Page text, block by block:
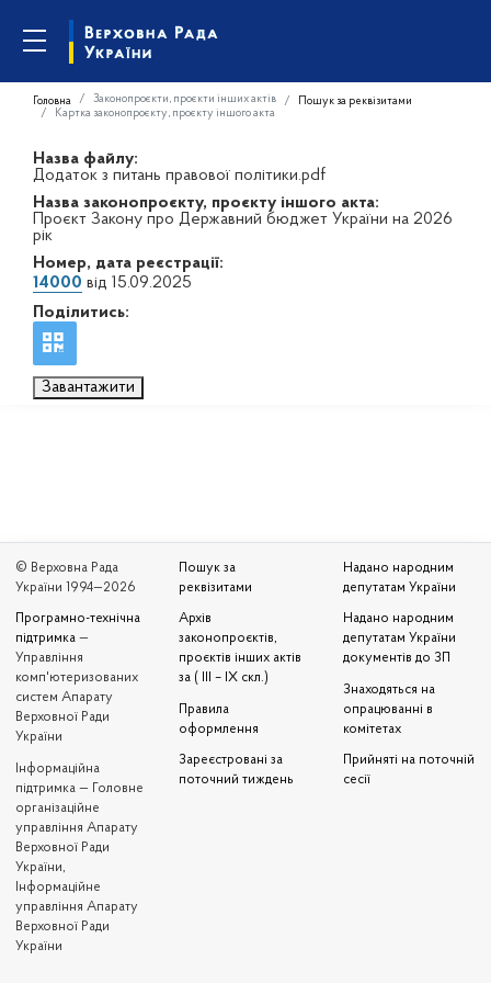
Головна Законопроєкти, проєкти інших актів
Пошук за реквізитами
Картка законопроєкту, проєкту іншого акта
Назва файлу:
Додаток з питань правової політики.pdf
Назва законопроєкту, проєкту іншого акта:
Проєкт Закону про Державний бюджет України на 2026
рік
Номер, дата реєстрації:
14000 від 15.09.2025
Поділитись:
Завантажити
© Верховна Рада
України 1994—2026
Програмно-технічна
підтримка —
Управління
комп'ютеризованих
систем Апарату
Верховної Ради
України
Iнформаційна
підтримка — Головне
організаційне
управління Апарату
Верховної Ради
України,
Інформаційне
управління Апарату
Верховної Ради
України
Пошук за
реквізитами
Архів
законопроєктів,
проєктів інших актів
за ( III – IX скл.)
Правила
оформлення
Зареєстровані за
поточний тиждень
Надано народним
депутатам України
Надано народним
депутатам України
документів до ЗП
Знаходяться на
опрацюванні в
комітетах
Прийняті на поточній
сесії